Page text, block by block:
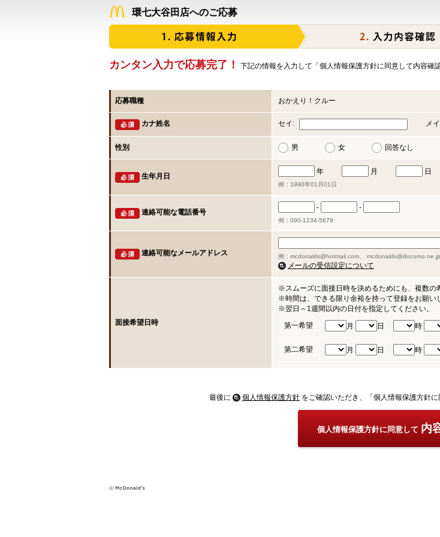
環七大谷田店へのご応募
カンタン入力で応募完了！ 下記の情報を入力して「個人情報保護方針に同意して内容確
応募職種 おかえり！クルー
カナ姓名 セイ: メ
性別 男 女 回答なし
生年月日
年 月 日
例：1990年01月01日
連絡可能な電話番号
- -
例：090-1234-5678
連絡可能なメールアドレス 例：mcdonalds@hotmail.com、 mcdonalds@docomo.ne.jp
メールの受信設定について
面接希望日時
※スムーズに面接日時を決めるためにも、複数の
※時間は、できる限り余裕を持って登録をお願い
※翌日～1週間以内の日付を指定してください。
第一希望
月 日 時
第二希望 月 日 時
最後に 個人情報保護方針 をご確認いただき、「個人情報保護方針
個人情報保護方針に同意して 内